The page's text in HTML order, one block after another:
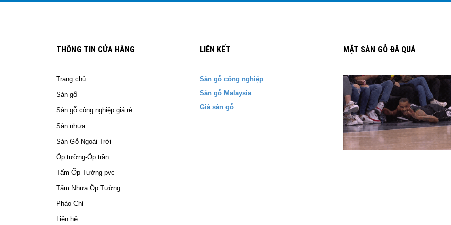
THÔNG TIN CỬA HÀNG
Trang chủ
Sàn gỗ
Sàn gỗ công nghiệp giá rẻ
Sàn nhựa
Sàn Gỗ Ngoài Trời
Ốp tường-Ốp trần
Tấm Ốp Tường pvc
Tấm Nhựa Ốp Tường
Phào Chỉ
Liên hệ
LIÊN KẾT
Sàn gỗ công nghiệp
Sàn gỗ Malaysia
Giá sàn gỗ
MẶT SÀN GỖ ĐÃ QUÁ